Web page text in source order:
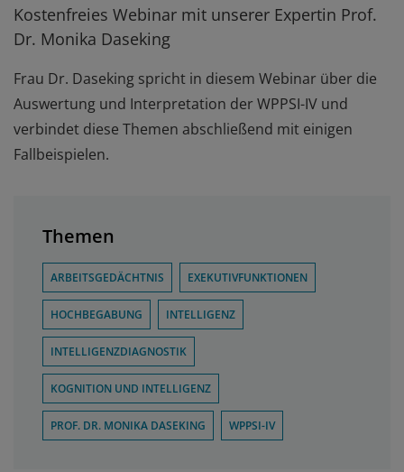
Kostenfreies Webinar mit unserer Expertin Prof.
Dr. Monika Daseking
Frau Dr. Daseking spricht in diesem Webinar über die
Auswertung und Interpretation der WPPSI-IV und
verbindet diese Themen abschließend mit einigen
Fallbeispielen.
Themen
ARBEITSGEDÄCHTNIS EXEKUTIVFUNKTIONEN
HOCHBEGABUNG INTELLIGENZ
INTELLIGENZDIAGNOSTIK
KOGNITION UND INTELLIGENZ
PROF. DR. MONIKA DASEKING WPPSI-IV